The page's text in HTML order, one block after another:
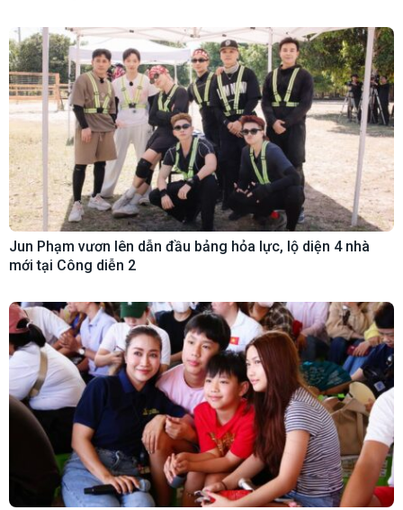
Jun Phạm vươn lên dẫn đầu bảng hỏa lực, lộ diện 4 nhà
mới tại Công diễn 2